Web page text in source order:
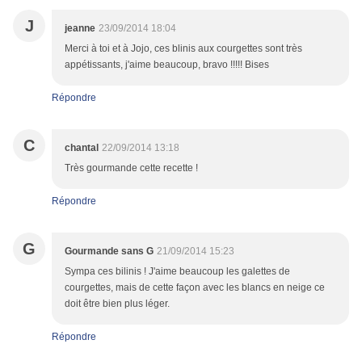
J jeanne 23/09/2014 18:04
Merci à toi et à Jojo, ces blinis aux courgettes sont très
appétissants, j'aime beaucoup, bravo !!!!! Bises
Répondre
C chantal 22/09/2014 13:18
Très gourmande cette recette !
Répondre
G Gourmande sans G 21/09/2014 15:23
Sympa ces bilinis ! J'aime beaucoup les galettes de
courgettes, mais de cette façon avec les blancs en neige ce
doit être bien plus léger.
Répondre